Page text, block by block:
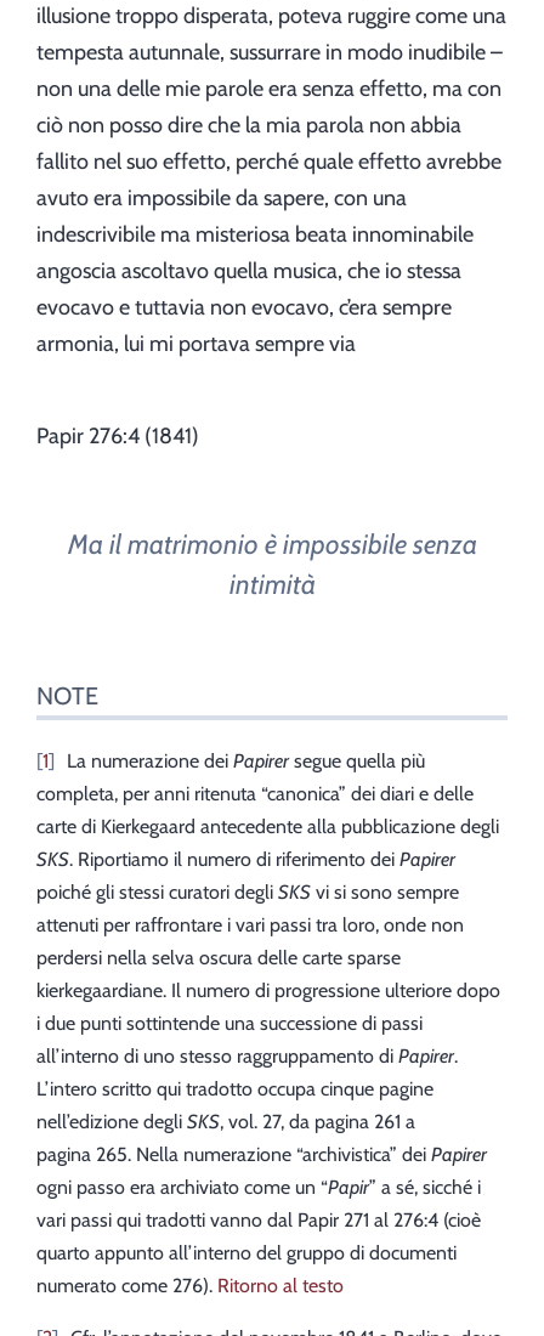
illusione troppo disperata, poteva ruggire come una
tempesta autunnale, sussurrare in modo inudibile –
non una delle mie parole era senza effetto, ma con
ciò non posso dire che la mia parola non abbia
fallito nel suo effetto, perché quale effetto avrebbe
avuto era impossibile da sapere, con una
indescrivibile ma misteriosa beata innominabile
angoscia ascoltavo quella musica, che io stessa
evocavo e tuttavia non evocavo, c’era sempre
armonia, lui mi portava sempre via
Papir 276:4 (1841)
Ma il matrimonio è impossibile senza
intimità
NOTE
1 La numerazione dei Papirersegue quella più
completa, per anni ritenuta “canonica” dei diari e delle
carte di Kierkegaard antecedente alla pubblicazione degli
SKS. Riportiamo il numero di riferimento dei Papirer
poiché gli stessi curatori degli SKS vi si sono sempre
attenuti per raffrontare i vari passi tra loro, onde non
perdersi nella selva oscura delle carte sparse
kierkegaardiane. Il numero di progressione ulteriore dopo
i due punti sottintende una successione di passi
all’interno di uno stesso raggruppamento di Papirer.
L’intero scritto qui tradotto occupa cinque pagine
nell’edizione degli SKS, vol. 27, da pagina 261 a
pagina 265. Nella numerazione “archivistica” dei Papirer
ogni passo era archiviato come un “Papir” a sé, sicché i
vari passi qui tradotti vanno dal Papir 271 al 276:4 (cioè
quarto appunto all’interno del gruppo di documenti
numerato come 276). Ritorno al testo